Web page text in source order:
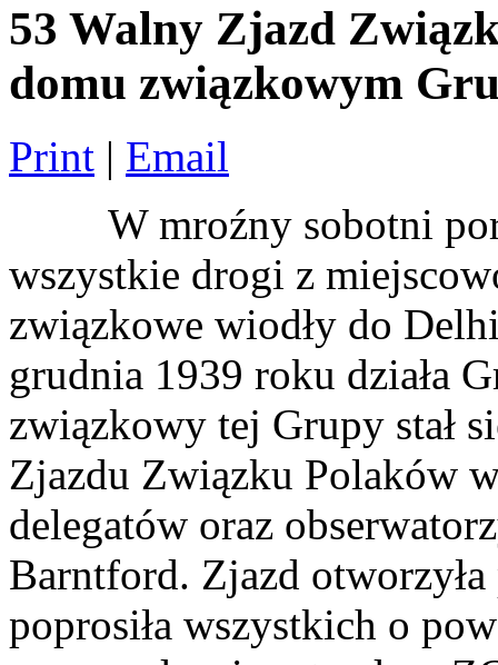
53 Walny Zjazd
domu związkowym
Print | Email
W mroźny sobotni
wszystkie drogi z
związkowe wiodły do
grudnia 1939 roku działa
związkowy tej Grupy stał
Zjazdu Związku Polaków
delegatów oraz
Barntford. Zjazd otworzyła
poprosiła wszystkich o